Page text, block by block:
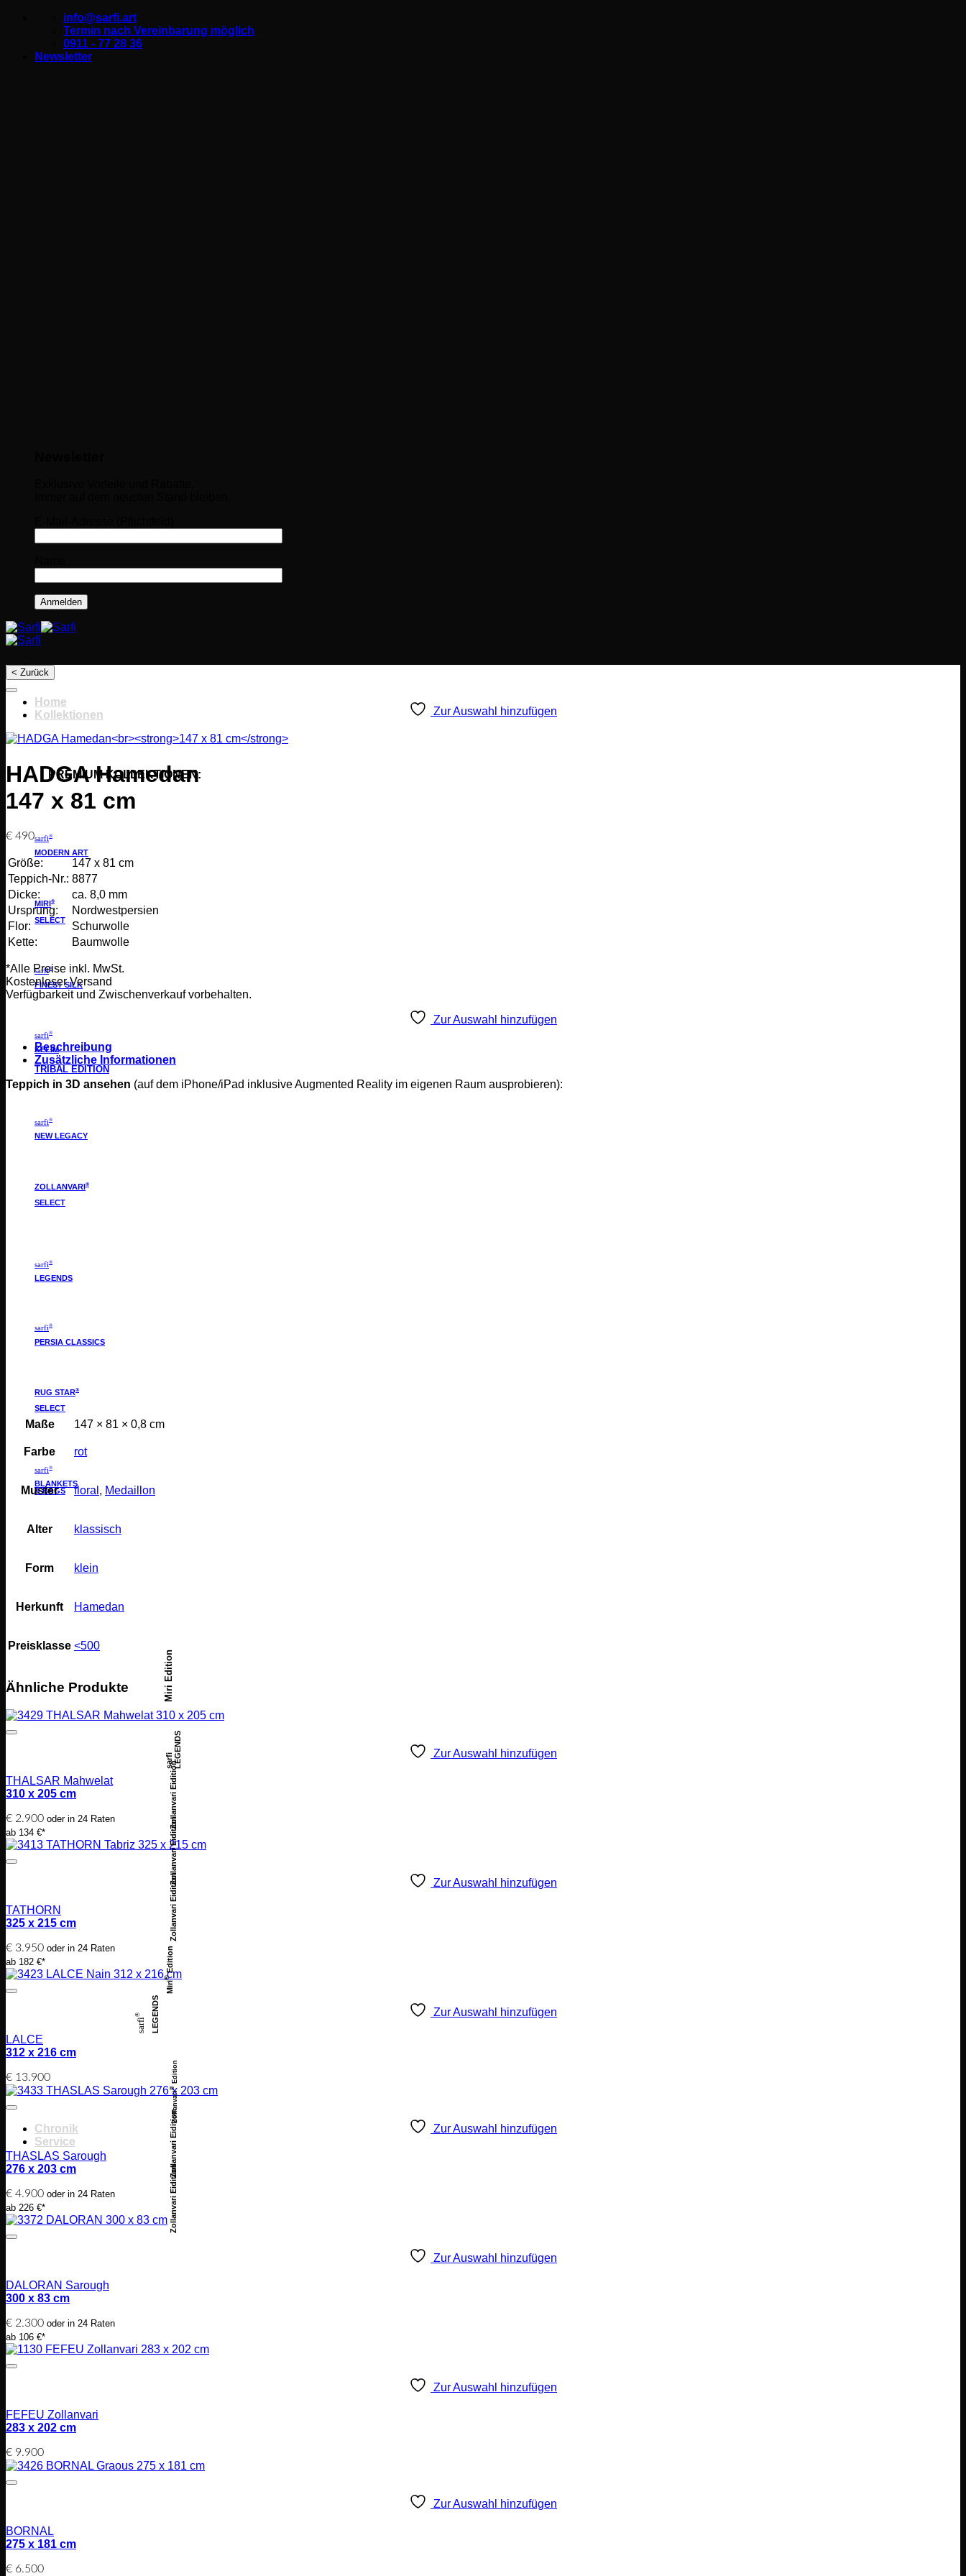
info@sarfi.art
Termin nach Vereinbarung möglich
0911 - 77 28 36
Newsletter
Home
Kollektionen
PREMIUM KOLLEKTIONEN:
sarfi®
MODERN ART
MIRI ®
SELECT
sarfi®
FINEST SILK
sarfi®
KELIM
TRIBAL EDITION
sarfi®
NEW LEGACY
ZOLLANVARI®
SELECT
sarfi®
LEGENDS
sarfi®
PERSIA CLASSICS
RUG STAR®
SELECT
sarfi®
BLANKETS
& BAGS
Miri Edition
sarfiLEGENDS
Zollanvari Eidition
Zollanvari Eidition
Zollanvari Eidition
Miri
®
Edition
sarfi
® LEGENDS
Zollanvari
®
Edition
Zollanvari Eidition
Zollanvari Eidition
Chronik
Service
< Zurück
Zur Auswahl hinzufügen
HADGA Hamedan
147 x 81 cm
€ 490
Größe:
147 x 81 cm
Teppich-Nr.: 8877
Dicke:
ca. 8,0 mm
Ursprung:
Nordwestpersien
Flor:
Schurwolle
Kette:
Baumwolle
*Alle Preise inkl. MwSt.
Kostenloser Versand
Verfügbarkeit und Zwischenverkauf vorbehalten.
Zur Auswahl hinzufügen
Beschreibung
Zusätzliche Informationen
Teppich in 3D ansehen (auf dem iPhone/iPad inklusive Augmented Reality im eigenen Raum ausprobieren):
Maße 147 × 81 × 0,8 cm
Farbe rot
Muster floral , Medaillon
Alter klassisch
Form klein
Herkunft Hamedan
Preisklasse <500
Ähnliche Produkte
Zur Auswahl hinzufügen
THALSAR Mahwelat
310 x 205 cm
€ 2.900 oder in 24 Raten
ab 134 €*
Zur Auswahl hinzufügen
TATHORN
325 x 215 cm
€ 3.950 oder in 24 Raten
ab 182 €*
Zur Auswahl hinzufügen
LALCE
312 x 216 cm
€ 13.900
Zur Auswahl hinzufügen
THASLAS Sarough
276 x 203 cm
€ 4.900 oder in 24 Raten
ab 226 €*
Zur Auswahl hinzufügen
DALORAN Sarough
300 x 83 cm
€ 2.300 oder in 24 Raten
ab 106 €*
Zur Auswahl hinzufügen
FEFEU Zollanvari
283 x 202 cm
€ 9.900
Zur Auswahl hinzufügen
BORNAL
275 x 181 cm
€ 6.500